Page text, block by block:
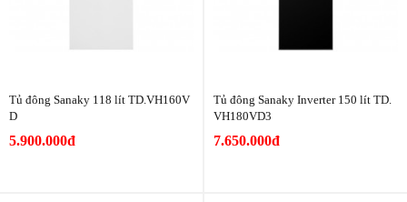
Tủ đông Sanaky 118 lít TD.VH160V
D
5.900.000đ
Tủ đông Sanaky Inverter 150 lít TD.
VH180VD3
7.650.000đ